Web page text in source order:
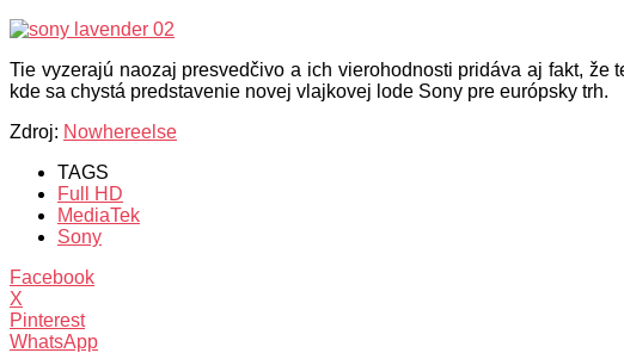
Tie vyzerajú naozaj presvedčivo a ich vierohodnosti pridáva aj fakt,
kde sa chystá predstavenie novej vlajkovej lode Sony pre európsky trh.
Zdroj: Nowhereelse
TAGS
Full HD
MediaTek
Sony
Facebook
X
Pinterest
WhatsApp